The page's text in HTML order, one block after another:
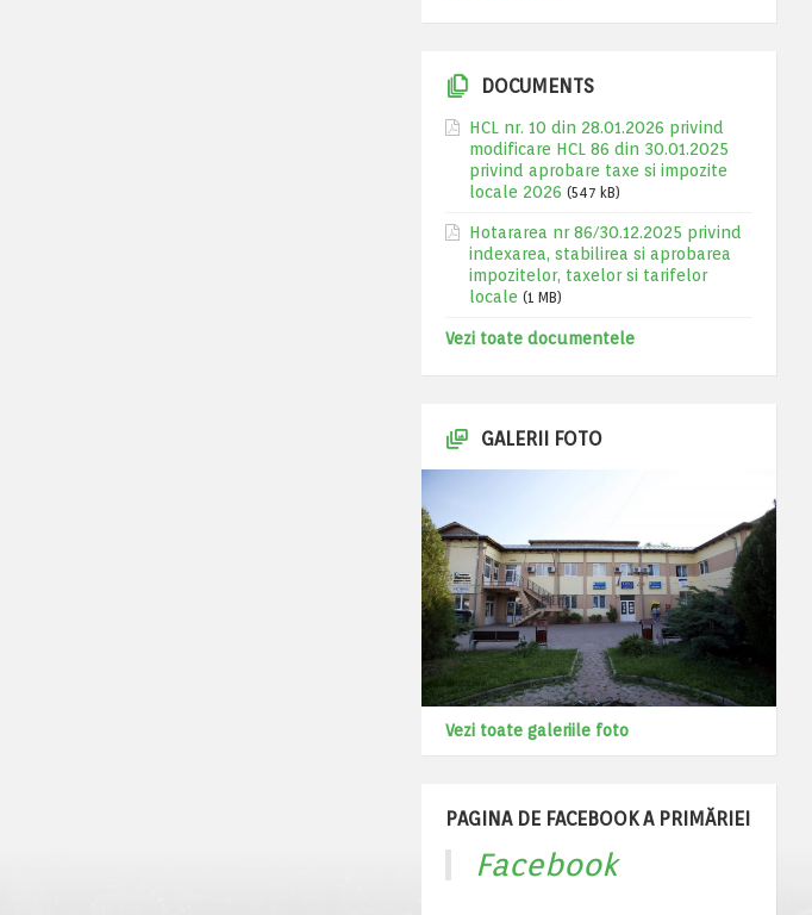
DOCUMENTS
HCL nr. 10 din 28.01.2026 privind
modificare HCL 86 din 30.01.2025
privind aprobare taxe si impozite
locale 2026 (547 kB)
Hotararea nr 86/30.12.2025 privind
indexarea, stabilirea si aprobarea
impozitelor, taxelor si tarifelor
locale (1 MB)
Vezi toate documentele
GALERII FOTO
Vezi toate galeriile foto
PAGINA DE FACEBOOK A PRIMĂRIEI
Facebook